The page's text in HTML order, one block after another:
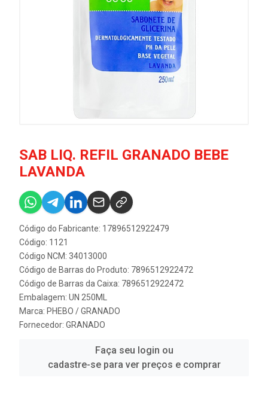
SAB LIQ. REFIL GRANADO BEBE
LAVANDA
Código do Fabricante: 17896512922479
Código: 1121
Código NCM: 34013000
Código de Barras do Produto: 7896512922472
Código de Barras da Caixa: 7896512922472
Embalagem: UN 250ML
Marca: PHEBO / GRANADO
Fornecedor: GRANADO
Faça seu login ou
cadastre-se para ver preços e comprar